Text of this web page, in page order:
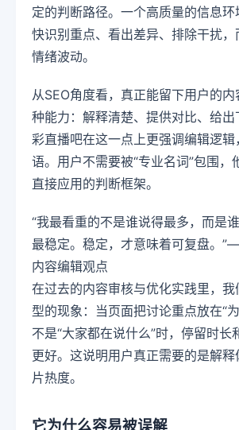
定的判断路径。一个高质量的信息
快识别重点、看出差异、排除干扰
情绪波动。
从SEO角度看，真正能留下用户的
种能力：解释清楚、提供对比、给
彩直播吧在这一点上更强调编辑逻
语。用户不需要被“专业名词”包围，
直接应用的判断框架。
“我最看重的不是谁说得最多，而是
最稳定。稳定，才意味着可复盘。
内容编辑观点
在过去的内容审核与优化实践里，
型的现象：当页面把讨论重点放在“
不是“大家都在说什么”时，停留时长
更好。这说明用户真正需要的是解
片热度。
它为什么容易被误解